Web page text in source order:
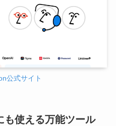
公式サイト
使える万能ツール